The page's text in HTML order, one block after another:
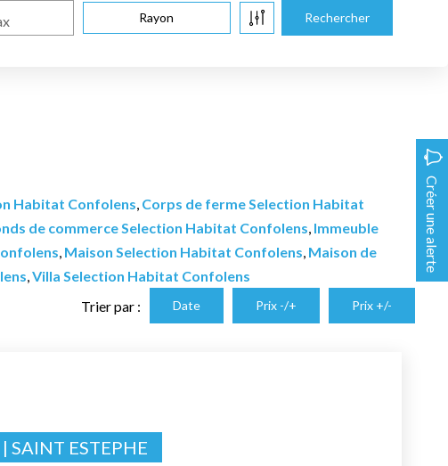
Rayon
Habitat Confolens, Corps de ferme Selection Habitat
de commerce Selection Habitat Confolens, Immeuble
, Maison Selection Habitat Confolens, Maison de
,Villa Selection Habitat Confolens
Créer une alerte
Trier par : Date Prix -/+ Prix +/-
SAINT ESTEPHE